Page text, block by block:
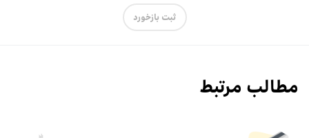
ثبت بازخورد
مطالب مرتبط